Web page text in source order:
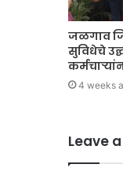
जळगाव
सुविधेचे
4 weeks
Leave